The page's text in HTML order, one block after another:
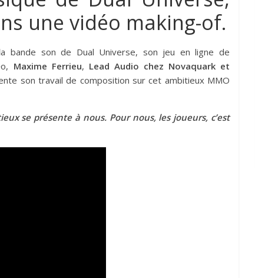
une vidéo making-of.
bande son de Dual Universe, son jeu en ligne de
Maxime Ferrieu, Lead Audio chez Novaquark et
son travail de composition sur cet ambitieux MMO
se présente à nous. Pour nous, les joueurs, c’est